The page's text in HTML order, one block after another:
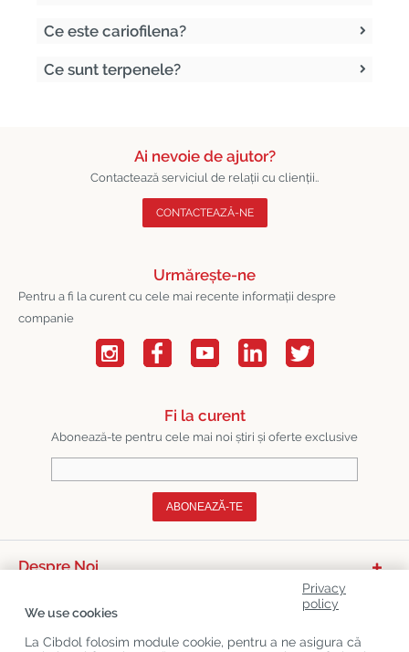
Ce este cariofilena?
Ce sunt terpenele?
Ai nevoie de ajutor?
Contactează serviciul de relații cu clienții..
CONTACTEAZĂ-NE
Urmărește-ne
Pentru a fi la curent cu cele mai recente informații despre
companie
Fi la curent
Abonează-te pentru cele mai noi știri și oferte exclusive
ABONEAZĂ-TE
Despre Noi
Privacy
policy
We use cookies
La Cibdol folosim module cookie, pentru a ne asigura că